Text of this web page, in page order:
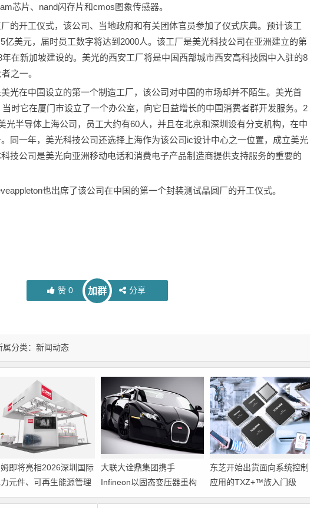
芯片、nand闪存片和cmos图象传感器。
开工仪式，该公司、当地政府和有关团体官员参加了仪式庆典。预计该工
亿美元，届时员工数字将达到2000人。该工厂是美光科技公司在亚洲建立的第
在新加坡建设的。美光的西安工厂将是中国西部城市西安高科技园中入驻的8
之一。
在中国设立的第一个制造工厂，该公司对中国的市场却并不陌生。美光首
时它在厦门市设立了一个办公室，向它日益增长的中国消费者群开发服务。2
光半导体上海公司，员工大约有60人，并且在北京和深圳设有分支机构，在中
同一年，美光科技公司还选择上海作为该公司ic设计中心之一位置，成立美光
技公司是美光向亚洲移动电话和消费电子产品制造商提供支持服务的重要的
也出席了该公司在中国的第一个封装测试晶圆厂的开工仪式。
赞0 加群 分享
分类： 新闻动态
即将亮相2026深圳国际
元件、可再生能源管理
会暨研讨会
大联大诠鼎集团携手
Infineon以固态变压器重构
配电效率新标杆
东芝开始出货面向系统控制
应用的TXZ+™族入门级
M4V组（搭载Arm